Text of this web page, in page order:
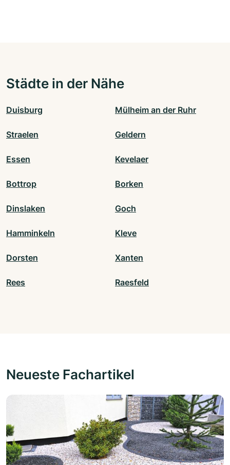
Städte in der Nähe
Duisburg Mülheim an der Ruhr
Straelen Geldern
Essen Kevelaer
Bottrop Borken
Dinslaken Goch
Hamminkeln Kleve
Dorsten Xanten
Rees Raesfeld
Neueste Fachartikel